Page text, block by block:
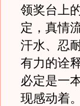
领奖台上
定，真情
汗水、忍
有力的诠
必定是一
现感动着